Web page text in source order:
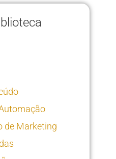
de Marketing